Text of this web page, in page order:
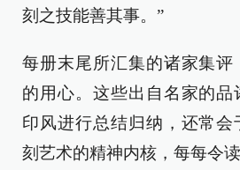
刻之技能善其事。”
每册末尾所汇集的诸家集评
的用心。这些出自名家的品
印风进行总结归纳，还常会
刻艺术的精神内核，每每令读